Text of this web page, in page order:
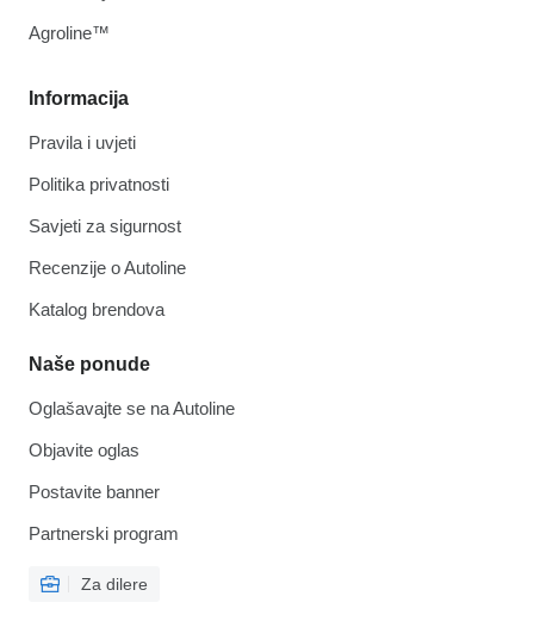
Informacija
Pravila i uvjeti
Politika privatnosti
Savjeti za sigurnost
Recenzije o Autoline
Katalog brendova
Naše ponude
Oglašavajte se na Autoline
Objavite oglas
Postavite banner
Partnerski program
Za dilere
Agroline™